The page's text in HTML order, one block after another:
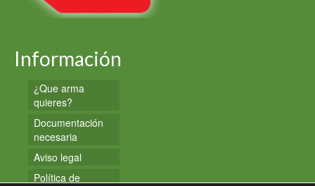
Información
¿Que arma
quieres?
Documentación
necesaria
Aviso legal
Política de